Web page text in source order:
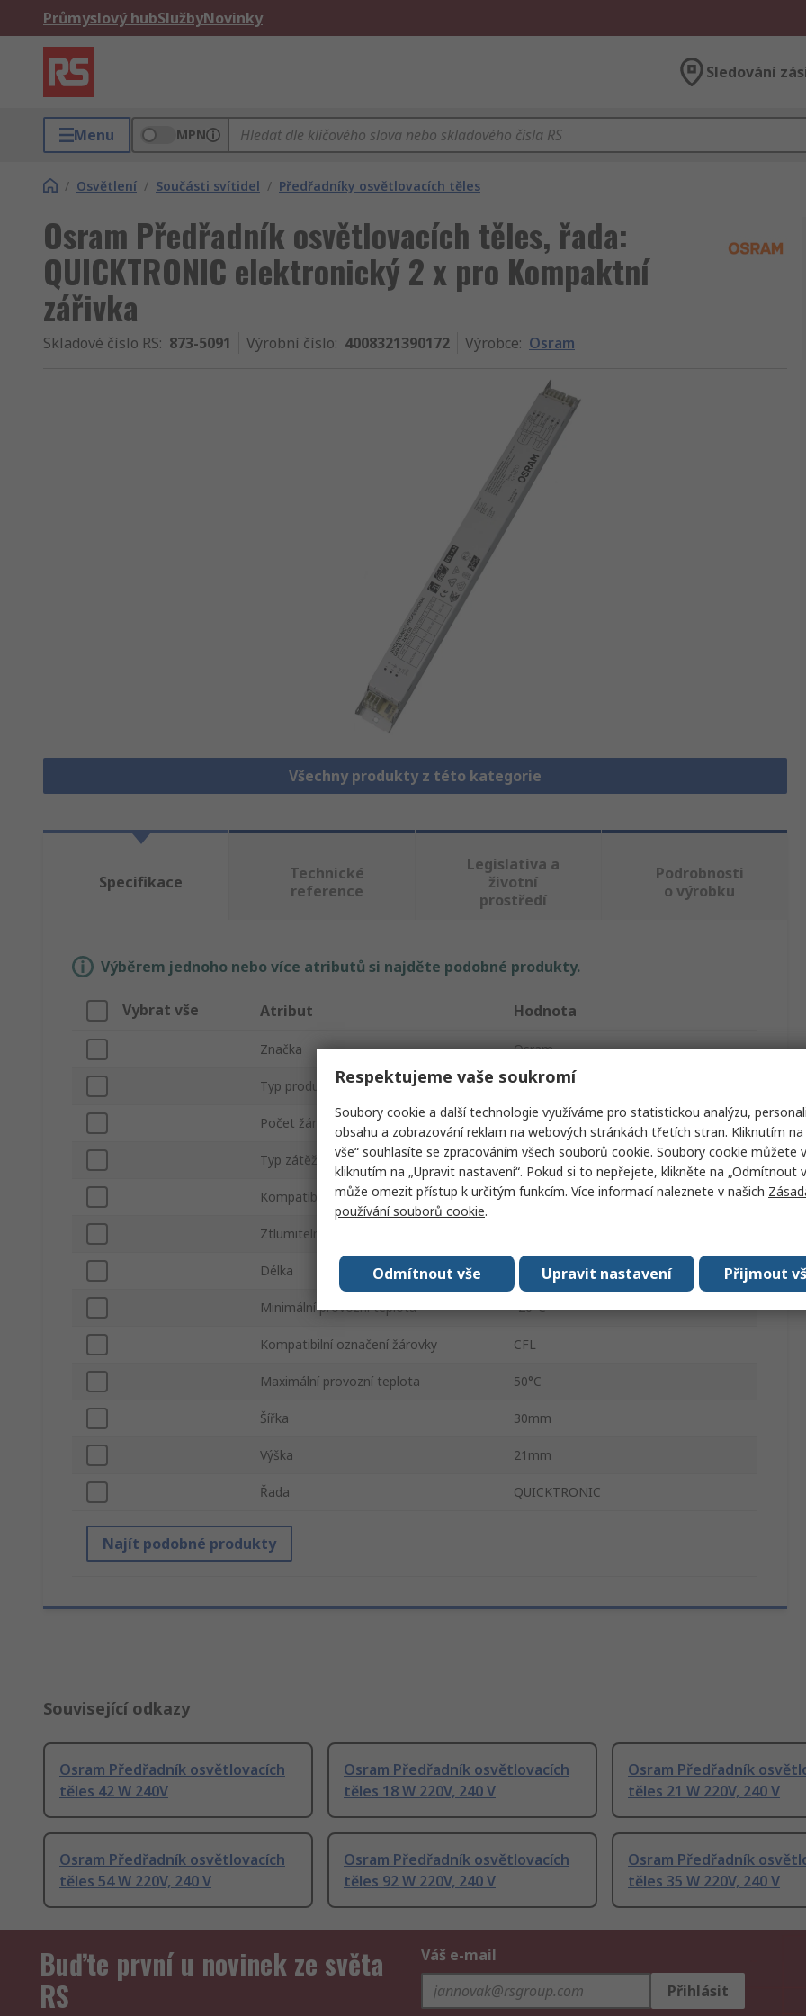
Průmyslový hubSlužbyNovinky
Sledování
Menu MPN
/ Osvětlení / Součásti svítidel / Předřadníky osvětlovacích těles
Osram Předřadník osvětlovacích těles, řada:
QUICKTRONIC elektronický 2 x pro Kompaktní
zářivka
Skladové číslo RS: 873-5091 Výrobní číslo: 4008321390172 Výrobce: Osram
Všechny produkty z této kategorie
Specifikace
Technické
reference
Legislativa a
životní
prostředí
Podrobnosti
o výrobku
Výběrem jednoho nebo více atributů si najděte podobné produkty.
Vybrat vše Atribut Hodnota
Značka Osram
Typ produktu Předřadník osvětlovacích těles
Počet žárovek
Typ zátěže Elektronika
Kompatibilní typ čerpadla Kompaktní zářivka
Ztlumitelná
Délka 360mm
Minimální provozní teplota -20°C
Kompatibilní označení žárovky CFL
Maximální provozní teplota 50°C
Šířka 30mm
Výška 21mm
Řada QUICKTRONIC
Najít podobné produkty
Související odkazy
Osram Předřadník osvětlovacích
těles 42 W 240V
Osram Předřadník osvětlovacích
těles 18 W 220V, 240 V
Osram Předřadník
těles 21 W 220V, 240 V
Osram Předřadník osvětlovacích
těles 54 W 220V, 240 V
Osram Předřadník osvětlovacích
těles 92 W 220V, 240 V
Osram Předřadník
těles 35 W 220V, 240 V
Buďte první u novinek ze světa
RS
Váš e-mail
Přihlásit
Respektujeme vaše soukromí
Soubory cookie a další technologie využíváme pro statistickou analýzu,
obsahu a zobrazování reklam na webových stránkách třetích stran. Kliknutím
vše“ souhlasíte se zpracováním všech souborů cookie. Soubory cookie můžete
kliknutím na „Upravit nastavení“. Pokud si to nepřejete, klikněte na „Odmítnout
může omezit přístup k určitým funkcím. Více informací naleznete v našich
používání souborů cookie.
Přijmout
Upravit nastavení
Odmítnout vše